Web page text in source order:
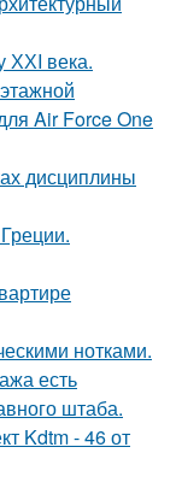
ХХI века.
Air Force One
дисциплины
нотками.
есть
штаба.
Kdtm - 46 от